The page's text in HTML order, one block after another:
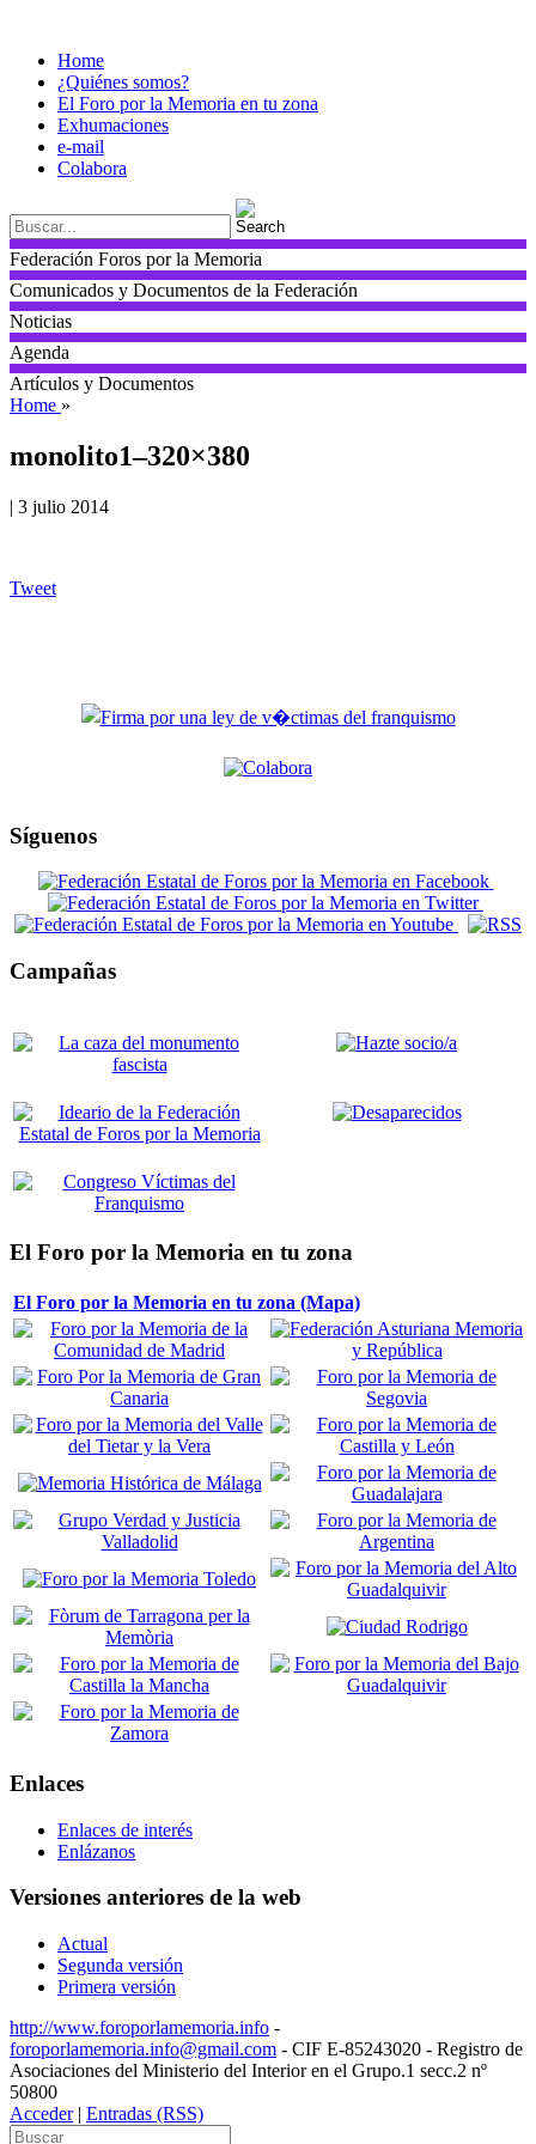
Home
¿Quiénes somos?
El Foro por la Memoria en tu zona
Exhumaciones
e-mail
Colabora
Federación Foros por la Memoria
Comunicados y Documentos de la Federación
Noticias
Agenda
Artículos y Documentos
Home »
monolito1–320×380
| 3 julio 2014
Tweet
Síguenos
Campañas
El Foro por la Memoria en tu zona
El Foro por la Memoria en tu zona (Mapa)
Enlaces
Enlaces de interés
Enlázanos
Versiones anteriores de la web
Actual
Segunda versión
Primera versión
http://www.foroporlamemoria.info -
foroporlamemoria.info@gmail.com - CIF E-85243020 - Registro de
Asociaciones del Ministerio del Interior en el Grupo.1 secc.2 nº
50800
Acceder| Entradas (RSS)